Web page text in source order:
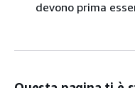
devono prima